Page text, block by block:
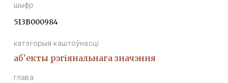
шыфр
513В000984
катэгорыя каштоўнасці
аб'екты рэгіянальнага значэння
глава